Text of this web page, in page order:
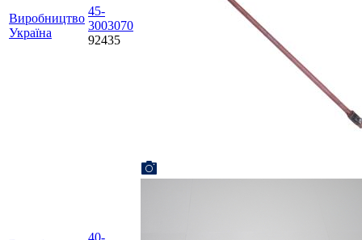
Виробництво
Україна
45-
3003070
92435
40-